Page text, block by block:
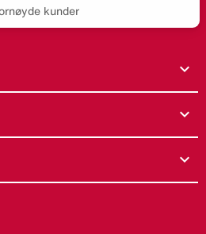
kunder
expand_more
expand_more
expand_more